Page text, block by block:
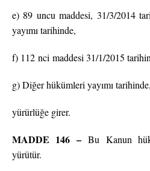
e) 89 uncu maddesi, 31/3/2014
yayımı tarihinde,
f) 112 nci maddesi 31/1/2015
g) Diğer hükümleri yayımı tarihinde,
yürürlüğe girer.
MADDE 146 –Bu Kanun
yürütür.